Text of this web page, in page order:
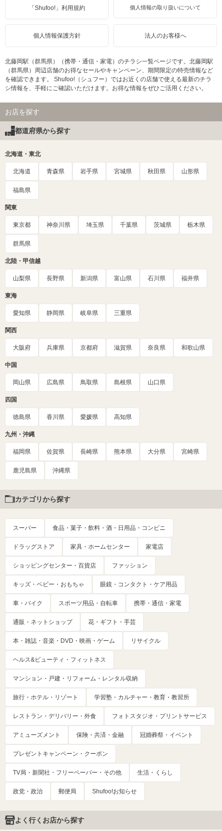
「Shufoo!」利用規約 個人情報の取り扱いについて
個人情報保護方針 法人のお客様へ
北藤岡駅（群馬県）（携帯・通信・家電）のチラシ一覧ページです。北藤岡駅
（群馬県）周辺店舗のお得なセールやキャンペーン、期間限定の特売情報など
を確認できます。 Shufoo!（シュフー）ではお近くの店舗で使える最新のチラ
シ情報を、手軽にご確認いただけます。お得な情報をぜひご活用ください。
お店を探す
都道府県から探す
北海道・東北
北海道 青森県 岩手県 宮城県 秋田県 山形県
福島県
関東
東京都 神奈川県 埼玉県 千葉県 茨城県 栃木県
群馬県
北陸・甲信越
山梨県 長野県 新潟県 富山県 石川県 福井県
東海
愛知県 静岡県 岐阜県 三重県
関西
大阪府 兵庫県 京都府 滋賀県 奈良県 和歌山県
中国
岡山県 広島県 鳥取県 島根県 山口県
四国
徳島県 香川県 愛媛県 高知県
九州・沖縄
福岡県 佐賀県 長崎県 熊本県 大分県 宮崎県
鹿児島県 沖縄県
カテゴリから探す
スーパー 食品・菓子・飲料・酒・日用品・コンビニ
ドラッグストア 家具・ホームセンター 家電店
ショッピングセンター・百貨店 ファッション
キッズ・ベビー・おもちゃ 眼鏡・コンタクト・ケア用品
車・バイク スポーツ用品・自転車 携帯・通信・家電
通販・ネットショップ 花・ギフト・手芸
本・雑誌・音楽・DVD・映画・ゲーム リサイクル
ヘルス&ビューティ・フィットネス
マンション・戸建・リフォーム・レンタル収納
旅行・ホテル・リゾート 学習塾・カルチャー・教育・教習所
レストラン・デリバリー・外食 フォトスタジオ・プリントサービス
アミューズメント 保険・共済・金融 冠婚葬祭・イベント
プレゼントキャンペーン・クーポン
TV局・新聞社・フリーペーパー・その他 生活・くらし
政党・政治 郵便局 Shufoo!お知らせ
よく行くお店から探す